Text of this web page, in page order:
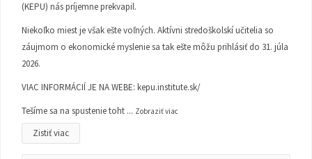
(KEPU) nás príjemne prekvapil.
Niekoľko miest je však ešte voľných. Aktívni stredoškolskí učitelia so
záujmom o ekonomické myslenie sa tak ešte môžu prihlásiť do 31. júla
2026.
VIAC INFORMÁCIÍ JE NA WEBE: kepu.institute.sk/
Tešíme sa na spustenie toht ... Zobraziť viac
Zistiť viac